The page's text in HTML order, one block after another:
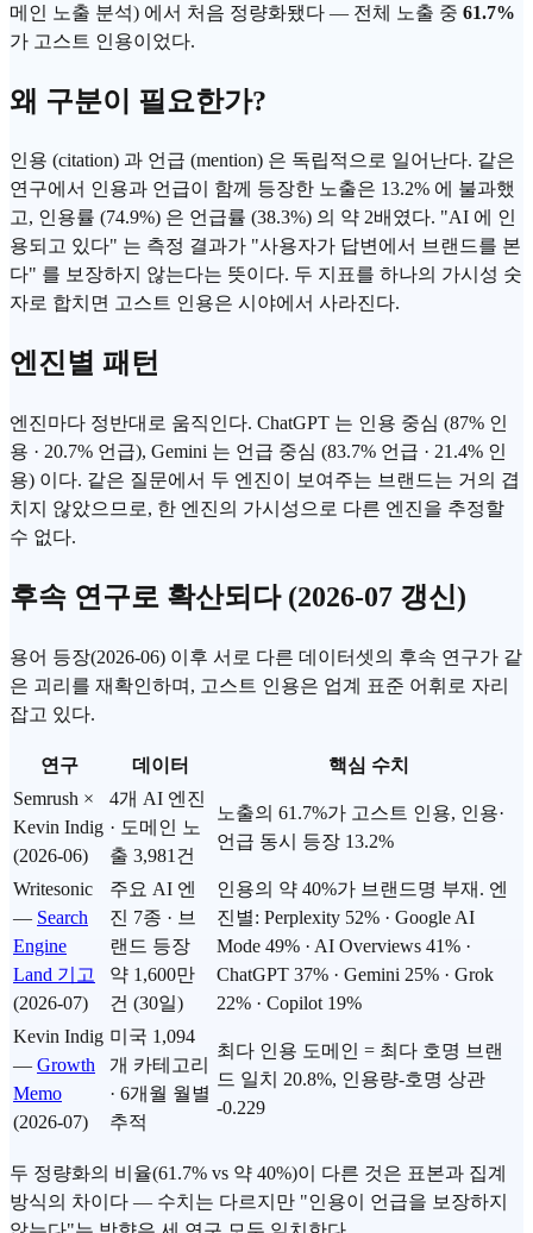
메인 노출 분석) 에서 처음 정량화됐다 — 전체 노출 중 61.7%
가 고스트 인용이었다.
왜 구분이 필요한가?
인용 (citation) 과 언급 (mention) 은 독립적으로 일어난다. 같은
연구에서 인용과 언급이 함께 등장한 노출은 13.2% 에 불과했
고, 인용률 (74.9%) 은 언급률 (38.3%) 의 약 2배였다. "AI 에 인
용되고 있다" 는 측정 결과가 "사용자가 답변에서 브랜드를 본
다" 를 보장하지 않는다는 뜻이다. 두 지표를 하나의 가시성 숫
자로 합치면 고스트 인용은 시야에서 사라진다.
엔진별 패턴
엔진마다 정반대로 움직인다. ChatGPT 는 인용 중심 (87% 인
용 · 20.7% 언급), Gemini 는 언급 중심 (83.7% 언급 · 21.4% 인
용) 이다. 같은 질문에서 두 엔진이 보여주는 브랜드는 거의 겹
치지 않았으므로, 한 엔진의 가시성으로 다른 엔진을 추정할
수 없다.
후속 연구로 확산되다 (2026-07 갱신)
용어 등장(2026-06) 이후 서로 다른 데이터셋의 후속 연구가 같
은 괴리를 재확인하며, 고스트 인용은 업계 표준 어휘로 자리
잡고 있다.
연구 데이터
핵심 수치
Semrush ×
Kevin Indig
(2026-06)
4개 AI 엔진
· 도메인 노
출 3,981건
노출의 61.7%가 고스트 인용, 인용·
언급 동시 등장 13.2%
Writesonic
— Search
Engine
Land 기고
(2026-07)
주요 AI 엔
진 7종 · 브
랜드 등장
약 1,600만
건 (30일)
인용의 약 40%가 브랜드명 부재. 엔
진별: Perplexity 52% · Google AI
Mode 49% · AI Overviews 41% ·
ChatGPT 37% · Gemini 25% · Grok
22% · Copilot 19%
Kevin Indig
— Growth
Memo
(2026-07)
미국 1,094
개 카테고리
· 6개월 월별
추적
최다 인용 도메인 = 최다 호명 브랜
드 일치 20.8%, 인용량-호명 상관
-0.229
두 정량화의 비율(61.7% vs 약 40%)이 다른 것은 표본과 집계
방식의 차이다 — 수치는 다르지만 "인용이 언급을 보장하지